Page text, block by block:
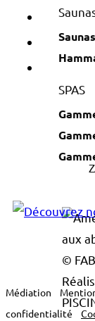
Saunas
SPAS
©
Médiation
confidentialité